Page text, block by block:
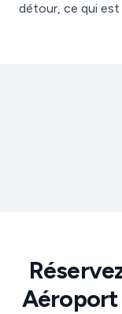
détour, ce qui est
Aéroport